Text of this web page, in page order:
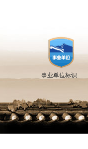
事业单位标识